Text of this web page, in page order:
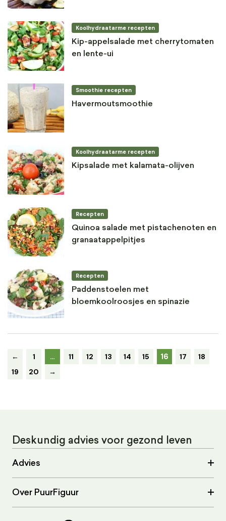
Koolhydraatarme recepten
Kip-appelsalade met cherrytomaten
en lente-ui
Smoothie recepten
Havermoutsmoothie
Koolhydraatarme recepten
Kipsalade met kalamata-olijven
Recepten
Quinoa salade met pistachenoten en
granaatappelpitjes
Recepten
Paddenstoelen met
bloemkoolroosjes en spinazie
← 1 … 11 12 13 14 15 16 17
18
19
20 →
Deskundig advies voor gezond leven
Advies
Over PuurFiguur